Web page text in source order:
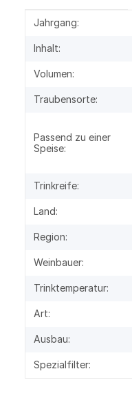
Produkteigenschaft
Wert
Jahrgang:
Inhalt:
Volumen:
Traubensorte:
Passend zu einer
Speise:
Trinkreife:
Land:
Region:
Weinbauer:
Trinktemperatur:
Art:
Ausbau:
Spezialfilter: